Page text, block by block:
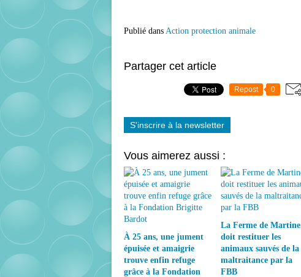
Publié dans Action protection animale
Partager cet article
Repost 0
S'inscrire à la newsletter
Vous aimerez aussi :
À 25 ans, une jument
épuisée et amaigrie
trouve enfin refuge
grâce à la Fondation
La Ferme de Martine
doit restituer les
animaux sauvés de la
maltraitance par la
FBB